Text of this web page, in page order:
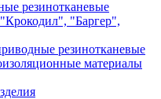
резинотканевые
"Баргер",
резинотканевые
материалы